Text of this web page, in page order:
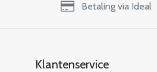
Betaling via Ideal
Klantenservice